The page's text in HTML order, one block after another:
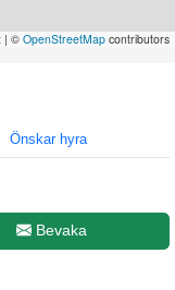
| © OpenStreetMap contributors
Önskar hyra
Bevaka